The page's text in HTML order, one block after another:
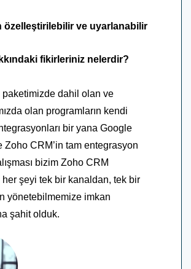
özelleştirilebilir ve uyarlanabilir
fikirleriniz nelerdir?
paketimizde dahil olan ve
olan programların kendi
bir yana Google
Zoho CRM’in tam entegrasyon
bizim Zoho CRM
şeyi tek bir kanaldan, tek bir
yönetebilmemize imkan
şahit olduk.